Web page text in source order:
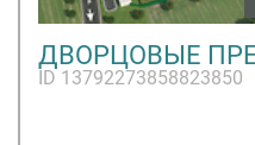
ДВОРЦОВЫЕ
ID 13792273858823850